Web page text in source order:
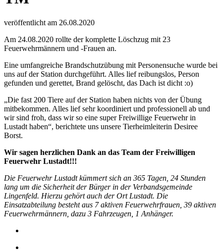
veröffentlicht am 26.08.2020
Am 24.08.2020 rollte der komplette Löschzug mit 23
Feuerwehrmännern und -Frauen an.
Eine umfangreiche Brandschutzübung mit Personensuche wurde bei
uns auf der Station durchgeführt. Alles lief reibungslos, Person
gefunden und gerettet, Brand gelöscht, das Dach ist dicht :o)
„Die fast 200 Tiere auf der Station haben nichts von der Übung
mitbekommen. Alles lief sehr koordiniert und professionell ab und
wir sind froh, dass wir so eine super Freiwillige Feuerwehr in
Lustadt haben“, berichtete uns unsere Tierheimleiterin Desiree
Borst.
Wir sagen herzlichen Dank an das Team der Freiwilligen
Feuerwehr Lustadt!!!
Die Feuerwehr Lustadt kümmert sich an 365 Tagen, 24 Stunden
lang um die Sicherheit der Bürger in der Verbandsgemeinde
Lingenfeld. Hierzu gehört auch der Ort Lustadt. Die
Einsatzabteilung besteht aus 7 aktiven Feuerwehrfrauen, 39 aktiven
Feuerwehrmännern, dazu 3 Fahrzeugen, 1 Anhänger.